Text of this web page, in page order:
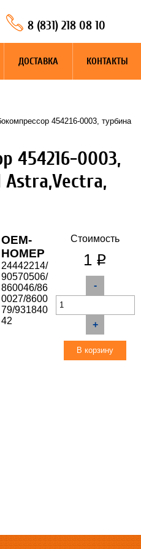
ДОСТАВКА КОНТАКТЫ
8 (831) 218 08 10
454216-0003, турбина
454216-0003,
Astra,Vectra,
Стоимость
1 q
-
+
OEM-
НОМЕР
24442214/
90570506/
860046/86
0027/8600
79/931840
42